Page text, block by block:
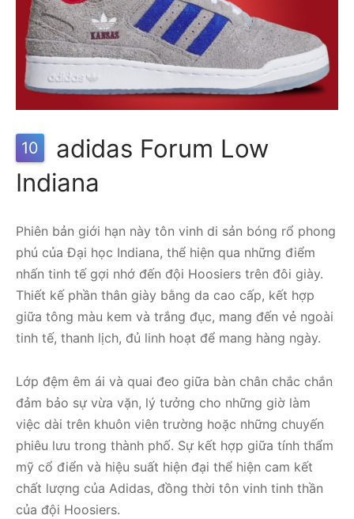
10
adidas Forum Low
Indiana
Phiên bản giới hạn này tôn vinh di sản bóng rổ phong
phú của Đại học Indiana, thể hiện qua những điểm
nhấn tinh tế gợi nhớ đến đội Hoosiers trên đôi giày.
Thiết kế phần thân giày bằng da cao cấp, kết hợp
giữa tông màu kem và trắng đục, mang đến vẻ ngoài
tinh tế, thanh lịch, đủ linh hoạt để mang hàng ngày.
Lớp đệm êm ái và quai đeo giữa bàn chân chắc chắn
đảm bảo sự vừa vặn, lý tưởng cho những giờ làm
việc dài trên khuôn viên trường hoặc những chuyến
phiêu lưu trong thành phố. Sự kết hợp giữa tính thẩm
mỹ cổ điển và hiệu suất hiện đại thể hiện cam kết
chất lượng của Adidas, đồng thời tôn vinh tinh thần
của đội Hoosiers.